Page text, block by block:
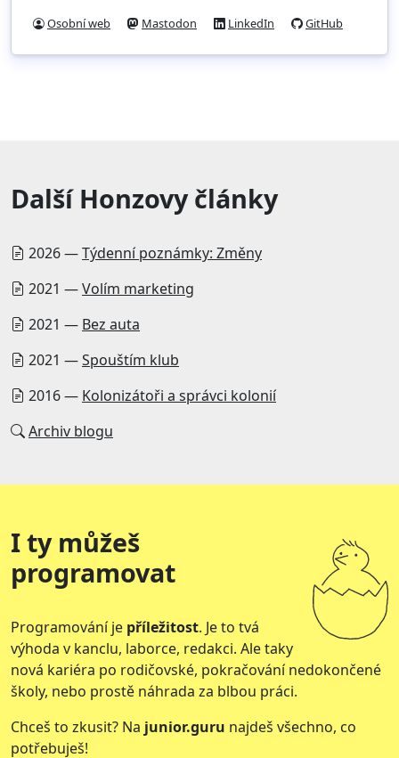
Osobní web Mastodon LinkedIn GitHub
Další Honzovy články
2026 —Týdenní poznámky: Změny
2021 —Volím marketing
2021 — Bez auta
2021 —Spouštím klub
2016 — Kolonizátoři a správci kolonií
Archiv blogu
I ty můžeš
programovat
Programování je příležitost. Je to tvá
výhoda v kanclu, laborce, redakci. Ale taky
nová kariéra po rodičovské, pokračování nedokončené
školy, nebo prostě náhrada za blbou práci.
Chceš to zkusit? Na junior.guru najdeš všechno, co
potřebuješ!